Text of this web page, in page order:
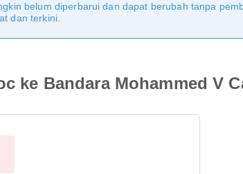
belum diperbarui dan dapat berubah tanpa
dan terkini.
ke Bandara Mohammed V